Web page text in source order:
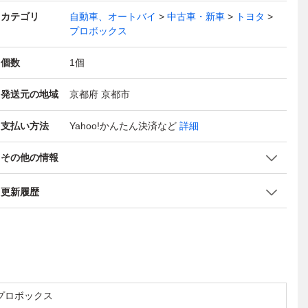
カテゴリ 自動車、オートバイ 中古車・新車
トヨタ
プロボックス
個数 1個
発送元の地域 京都府 京都市
支払い方法 Yahoo!かんたん決済など 詳細
その他の情報
更新履歴
ロボックス